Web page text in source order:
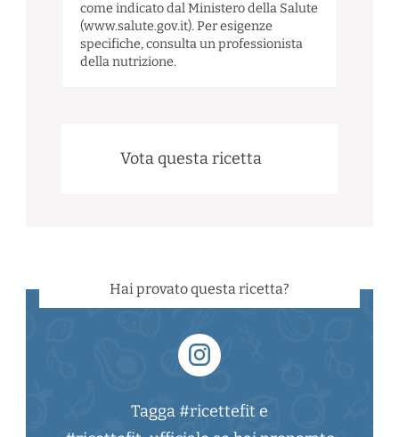
come indicato dal Ministero della Salute
(www.salute.gov.it). Per esigenze
specifiche, consulta un professionista
della nutrizione.
Vota questa ricetta
Hai provato questa ricetta?
Tagga #ricettefit e